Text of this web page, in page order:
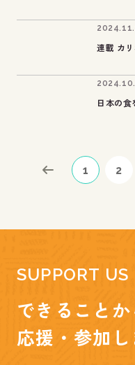
連載 カ
日本の
1 2
SUPPORT US
できることか
応援・参加し